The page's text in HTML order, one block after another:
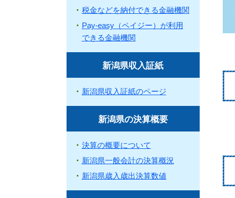
税金などを納付できる金融機関
Pay-easy（ペイジー）が利用
できる金融機関
新潟県収入証紙
新潟県収入証紙のページ
新潟県の決算概要
決算の概要について
新潟県一般会計の決算概況
新潟県歳入歳出決算数値